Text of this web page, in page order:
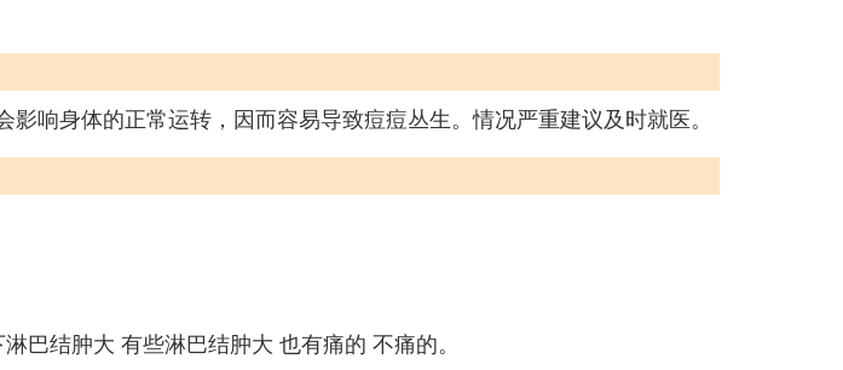
响身体的正常运转，因而容易导致痘痘丛生。情况严重建议及时就医。
巴结肿大 有些淋巴结肿大 也有痛的 不痛的。